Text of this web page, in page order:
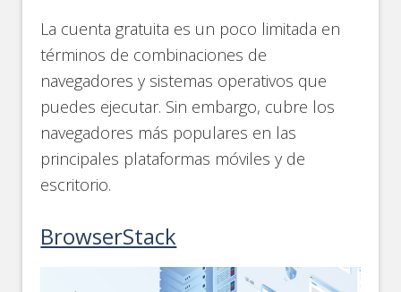
La cuenta gratuita es un poco limitada en
términos de combinaciones de
navegadores y sistemas operativos que
puedes ejecutar. Sin embargo, cubre los
navegadores más populares en las
principales plataformas móviles y de
escritorio.
BrowserStack